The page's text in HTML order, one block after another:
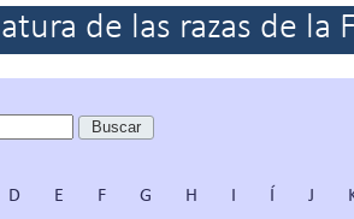
de las razas de la
D E F G H I Í J